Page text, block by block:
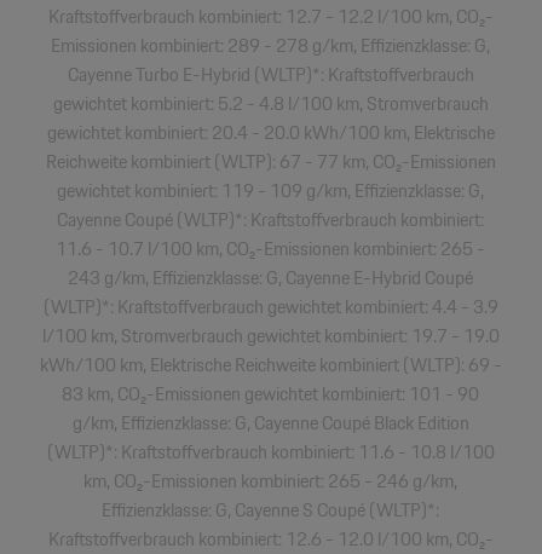
Kraftstoffverbrauch kombiniert: 12.7 - 12.2 l/100 km, CO₂-
Emissionen kombiniert: 289 - 278 g/km, Effizienzklasse: G,
Cayenne Turbo E-Hybrid (WLTP)*: Kraftstoffverbrauch
gewichtet kombiniert: 5.2 - 4.8 l/100 km, Stromverbrauch
gewichtet kombiniert: 20.4 - 20.0 kWh/100 km, Elektrische
Reichweite kombiniert (WLTP): 67 - 77 km, CO₂-Emissionen
gewichtet kombiniert: 119 - 109 g/km, Effizienzklasse: G,
Cayenne Coupé (WLTP)*: Kraftstoffverbrauch kombiniert:
11.6 - 10.7 l/100 km, CO₂-Emissionen kombiniert: 265 -
243 g/km, Effizienzklasse: G, Cayenne E-Hybrid Coupé
(WLTP)*: Kraftstoffverbrauch gewichtet kombiniert: 4.4 - 3.9
l/100 km, Stromverbrauch gewichtet kombiniert: 19.7 - 19.0
kWh/100 km, Elektrische Reichweite kombiniert (WLTP): 69 -
83 km, CO₂-Emissionen gewichtet kombiniert: 101 - 90
g/km, Effizienzklasse: G, Cayenne Coupé Black Edition
(WLTP)*: Kraftstoffverbrauch kombiniert: 11.6 - 10.8 l/100
km, CO₂-Emissionen kombiniert: 265 - 246 g/km,
Effizienzklasse: G, Cayenne S Coupé (WLTP)*:
Kraftstoffverbrauch kombiniert: 12.6 - 12.0 l/100 km, CO₂-